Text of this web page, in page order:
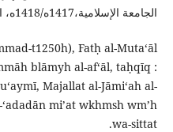
الجامعة الإسلامية،1417ه/1418ه، العددان مئة وخمسة ومئة وستة.
t1250h), Fatḥ al-Mutaʻāl
blāmyh al-afʻāl, taḥqīq :
Majallat al-Jāmiʻah al-
miʼat wkhmsh wmʼh
wa-sittat.